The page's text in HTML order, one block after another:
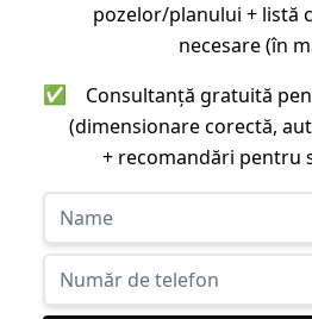
pozelor/planului + listă
necesare (în
✅
Consultanță gratuită
(dimensionare corectă,
+ recomandări pentru